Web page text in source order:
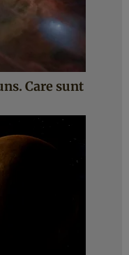
Care sunt